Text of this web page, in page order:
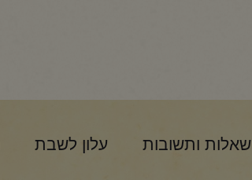
שאלות ותשובות עלון לשבת